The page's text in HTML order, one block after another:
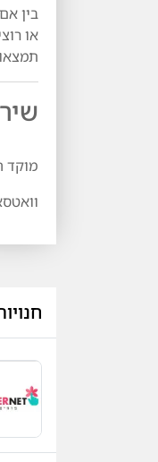
בין
מוקד ההזמנות
וואטסאפ